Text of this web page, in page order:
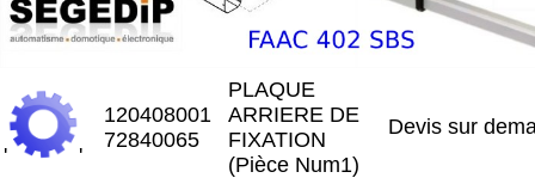
' '
120408001
72840065
PLAQUE
ARRIERE DE
FIXATION
(Pièce Num1)
Devis sur